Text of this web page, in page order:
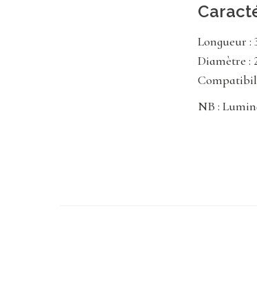
Longueur :
Diamètre :
NB :